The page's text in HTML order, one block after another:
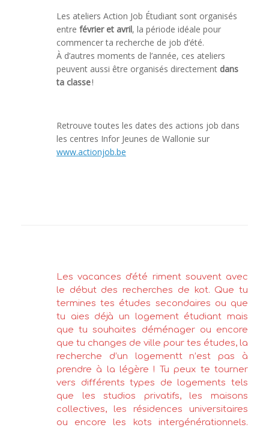
Les ateliers Action Job Étudiant sont organisés
entre février et avril, la période idéale pour
commencer ta recherche de job d’été.
À d’autres moments de l’année, ces ateliers
peuvent aussi être organisés directement dans
ta classe!
Retrouve toutes les dates des actions job dans
les centres Infor Jeunes de Wallonie sur
www.actionjob.be
Les vacances d'été riment souvent avec
le début des recherches de kot. Que tu
termines tes études secondaires ou que
tu aies déjà un logement étudiant mais
que tu souhaites déménager ou encore
que tu changes de ville pour tes études, la
recherche d’un logementt n’est pas à
prendre à la légère ! Tu peux te tourner
vers différents types de logements tels
que les studios privatifs, les maisons
collectives, les résidences universitaires
ou encore les kots intergénérationnels.